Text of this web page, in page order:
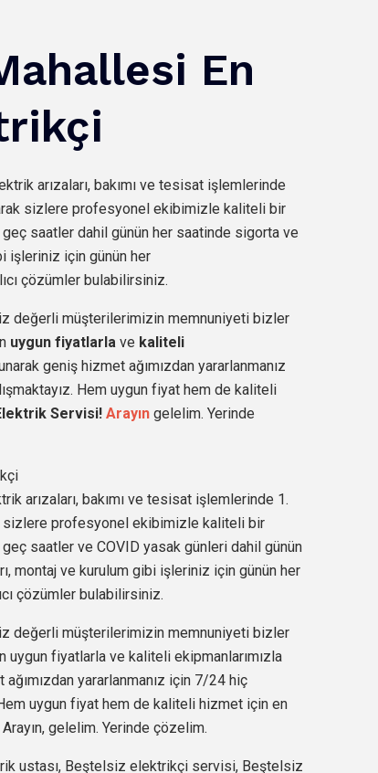
En
arızaları, bakımı ve tesisat işlemlerinde
sizlere profesyonel ekibimizle kaliteli bir
saatler dahil günün her saatinde sigorta ve
işleriniz için günün her
çözümler bulabilirsiniz.
değerli müşterilerimizin memnuniyeti bizler
uygun fiyatlarla ve kaliteli
geniş hizmet ağımızdan yararlanmanız
Hem uygun fiyat hem de kaliteli
Servisi! Arayın gelelim. Yerinde
arızaları, bakımı ve tesisat işlemlerinde 1.
sizlere profesyonel ekibimizle kaliteli bir
saatler ve COVID yasak günleri dahil günün
montaj ve kurulum gibi işleriniz için günün her
çözümler bulabilirsiniz.
değerli müşterilerimizin memnuniyeti bizler
fiyatlarla ve kaliteli ekipmanlarımızla
yararlanmanız için 7/24 hiç
uygun fiyat hem de kaliteli hizmet için en
gelelim. Yerinde çözelim.
ustası, Beştelsiz elektrikçi servisi, Beştelsiz